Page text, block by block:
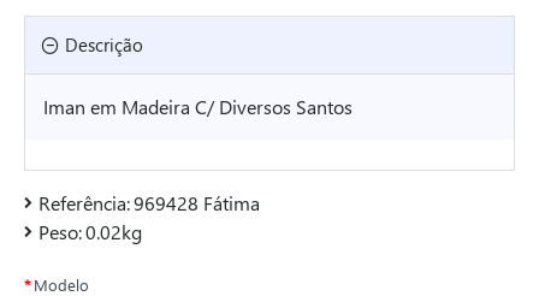
Descrição
Iman em Madeira C/ Diversos Santos
Referência:969428 Fátima
Peso:0.02kg
Modelo